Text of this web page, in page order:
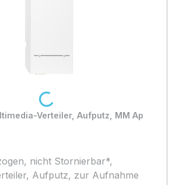
Verteiler, Aufputz, MM Ap
nicht Stornierbar*,
Aufputz, zur Aufnahme
Loading...